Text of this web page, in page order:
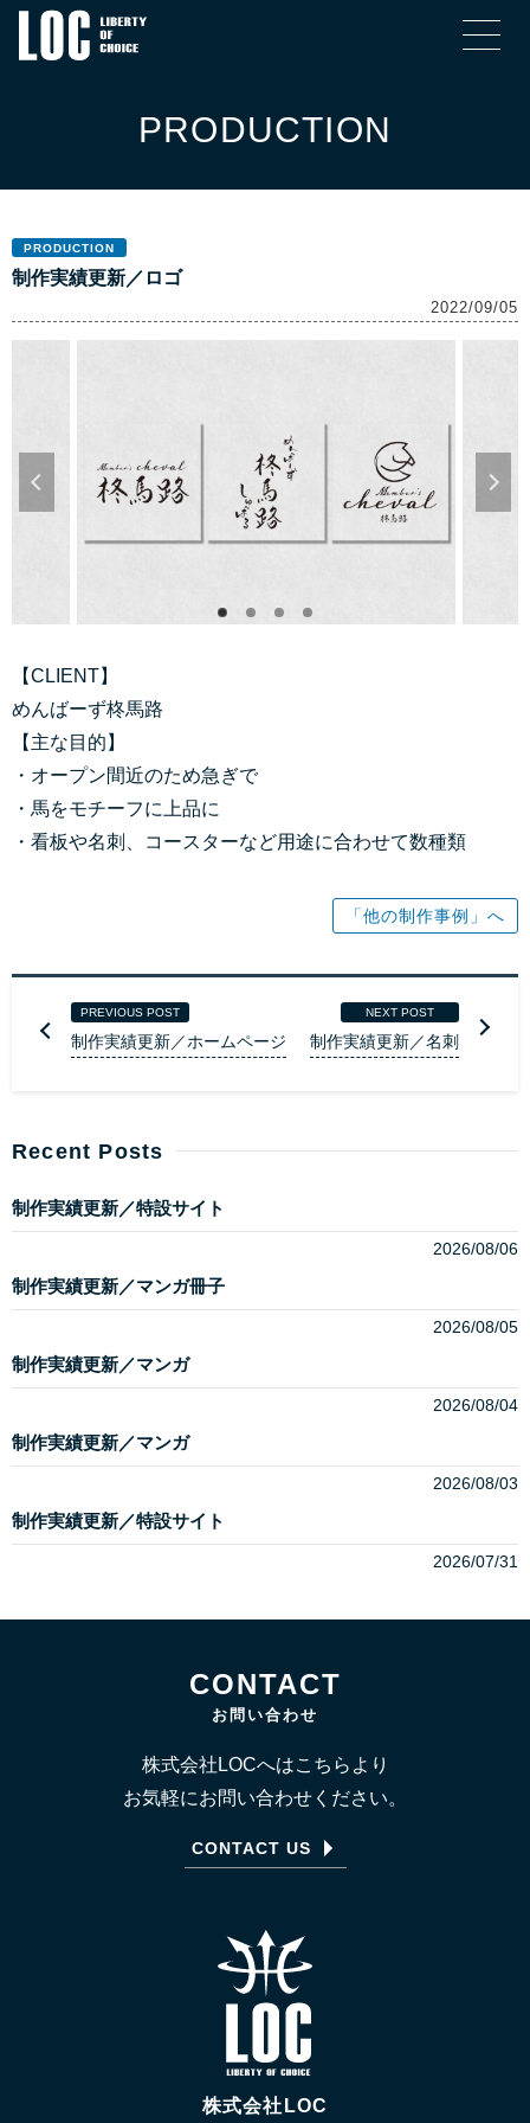
PRODUCTION
PRODUCTION
制作実績更新／ロゴ
2022/09/05
【CLIENT】
めんばーず柊馬路
【主な目的】
・オープン間近のため急ぎで
・馬をモチーフに上品に
・看板や名刺、コースターなど用途に合わせて数種類
「他の制作事例」へ
PREVIOUS POST
制作実績更新／ホームページ
NEXT POST
制作実績更新／名刺
Recent Posts
制作実績更新／特設サイト
2026/08/06
制作実績更新／マンガ冊子
2026/08/05
制作実績更新／マンガ
2026/08/04
制作実績更新／マンガ
2026/08/03
制作実績更新／特設サイト
2026/07/31
CONTACT
お問い合わせ
株式会社LOCへはこちらより
お気軽にお問い合わせください。
CONTACT US
株式会社LOC